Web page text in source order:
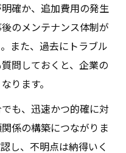
確か、追加費用の発生
のメンテナンス体制が
また、過去にトラブル
問しておくと、企業の
ります。
も、迅速かつ的確に対
係の構築につながりま
し、不明点は納得いく